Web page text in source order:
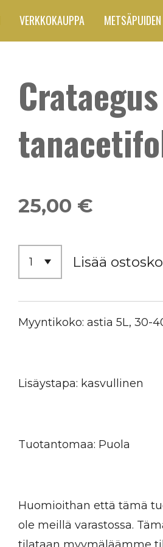
VERKKOKAUPPA
Crataegus
25,00 €
Lisää
Myyntikoko: astia 5L, 30-
Lisäystapa: kasvullinen
Tuotantomaa: Puola
Huomioithan että tämä
ole meillä varastossa.